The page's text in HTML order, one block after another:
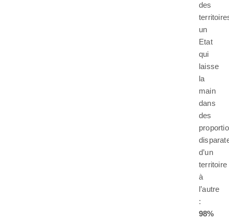
des
un
Etat
qui
laisse
la
main
dans
des
d’un
territoire
à
l’autre
:
98%